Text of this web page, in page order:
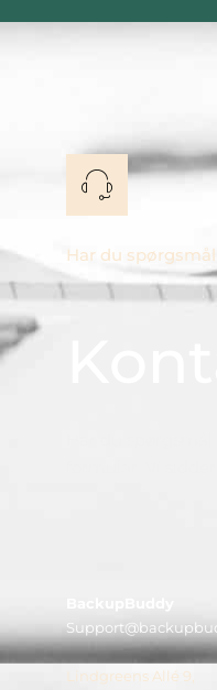
Har du
Lindgreens Allé 9,